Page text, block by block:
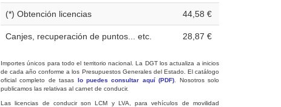
(*) Obtención licencias 44,58 €
Canjes, recuperación de puntos... etc. 28,87 €
Importes únicos para todo el territorio nacional. La DGT los actualiza a inicios
de cada año conforme a los Presupuestos Generales del Estado. El catálogo
oficial completo de tasas lo puedes consultar aquí (PDF) . Nosotros solo
publicamos las relativas al carnet de conducir.
Las licencias de conducir son LCM y LVA, para vehículos de movilidad